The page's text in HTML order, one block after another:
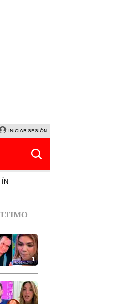
HOY HORÓSCOPO DE HOY
INICIAR SESIÓN
1